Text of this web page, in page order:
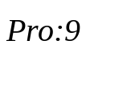
Pro:9